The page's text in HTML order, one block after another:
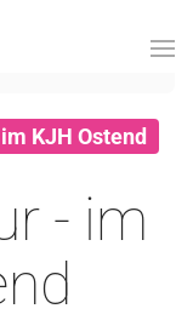
KJH Ostend
- im